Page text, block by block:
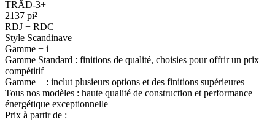
TRÄD-3+
2137 pi²
RDJ + RDC
Style Scandinave
Gamme + i
Gamme Standard : finitions de qualité, choisies pour offrir un prix
compétitif
Gamme + : inclut plusieurs options et des finitions supérieures
Tous nos modèles : haute qualité de construction et performance
énergétique exceptionnelle
Prix à partir de :